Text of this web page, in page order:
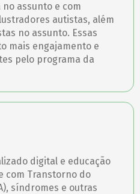
assunto e com
autistas, além
no assunto. Essas
mais engajamento e
pelo programa da
digital e educação
com Transtorno do
síndromes e outras